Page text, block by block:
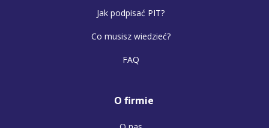
Jak podpisać PIT?
Co musisz wiedzieć?
FAQ
O firmie